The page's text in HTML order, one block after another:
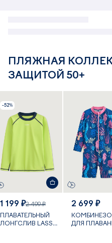
ПЛЯЖНАЯ
ЗАЩИТОЙ 50+
-52%
1 199 ₽2 499 ₽
ПЛАВАТЕЛЬНЫЙ
ЛОНГСЛИВ LASSIE
2 699 ₽
ДЛЯ